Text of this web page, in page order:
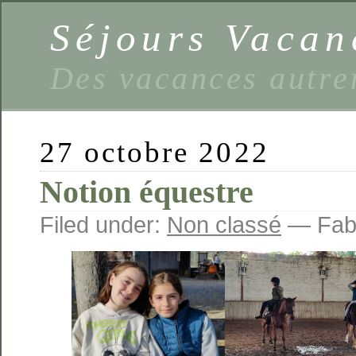
Séjours
Des vacances
27 octobre 2022
Notion équestre
Filed under: Non classé —